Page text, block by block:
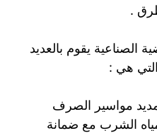
.
الصناعية يقوم بالعديد
هي :
مواسير الصرف
الشرب مع ضمانة